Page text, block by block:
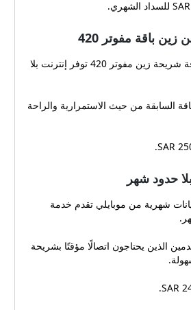
باقة مفوتر 420
وظيفة المنتج: تكرار لباقة شريحة زين مفوتر 420 توفر إنترنت بلا
السابقة من حيث الاستمرارية والراحة
حدود شهر
شهرية من موبايلي تقدم خدمة
الذين يحتاجون اتصالًا مؤقتًا بشريحة